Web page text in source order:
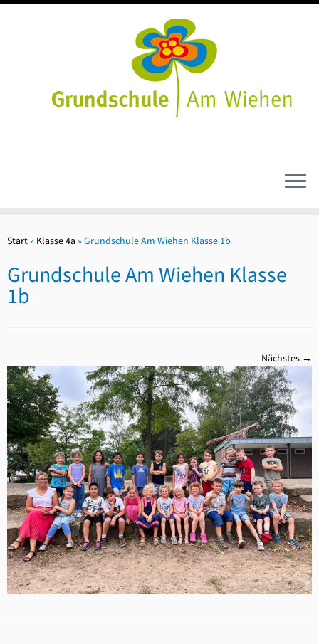
Inhalt
Start » Klasse 4a »Grundschule Am Wiehen Klasse 1b
Grundschule Am Wiehen Klasse
1b
Nächstes →